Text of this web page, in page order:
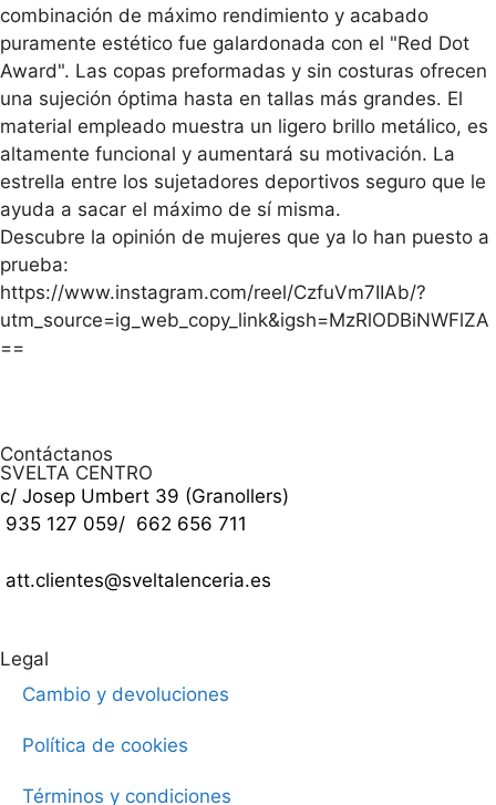
combinación de máximo rendimiento y acabado
puramente estético fue galardonada con el "Red Dot
Award". Las copas preformadas y sin costuras ofrecen
una sujeción óptima hasta en tallas más grandes. El
material empleado muestra un ligero brillo metálico, es
altamente funcional y aumentará su motivación. La
estrella entre los sujetadores deportivos seguro que le
ayuda a sacar el máximo de sí misma.
Descubre la opinión de mujeres que ya lo han puesto a
prueba:
https://www.instagram.com/reel/CzfuVm7IIAb/?
utm_source=ig_web_copy_link&igsh=MzRlODBiNWFlZA
==
Contáctanos
SVELTA CENTRO
c/ Josep Umbert 39 (Granollers)
935 127 059/ 662 656 711
att.clientes@sveltalenceria.es
Legal
Cambio y devoluciones
Política de cookies
Términos y condiciones